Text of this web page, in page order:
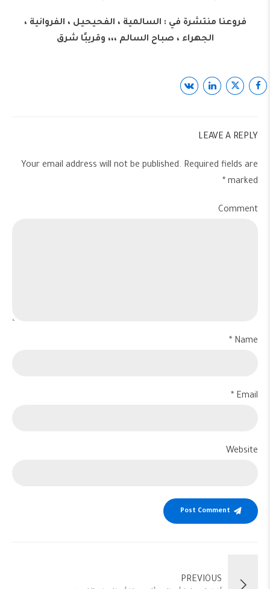
‏‎‏‎فروعنا منتشرة في : السالمية ، الفحيحيل ، الفروانية ،
الجهراء ، صباح السالم ،،، وقريبًا شرق
LEAVE A REPLY
Your email address will not be published. Required fields are
marked *
Comment
Name *
Email *
Website
Post Comment
PREVIOUS